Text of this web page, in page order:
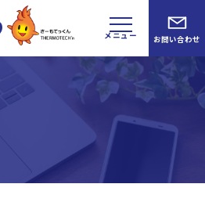
メニュー お問い合わせ